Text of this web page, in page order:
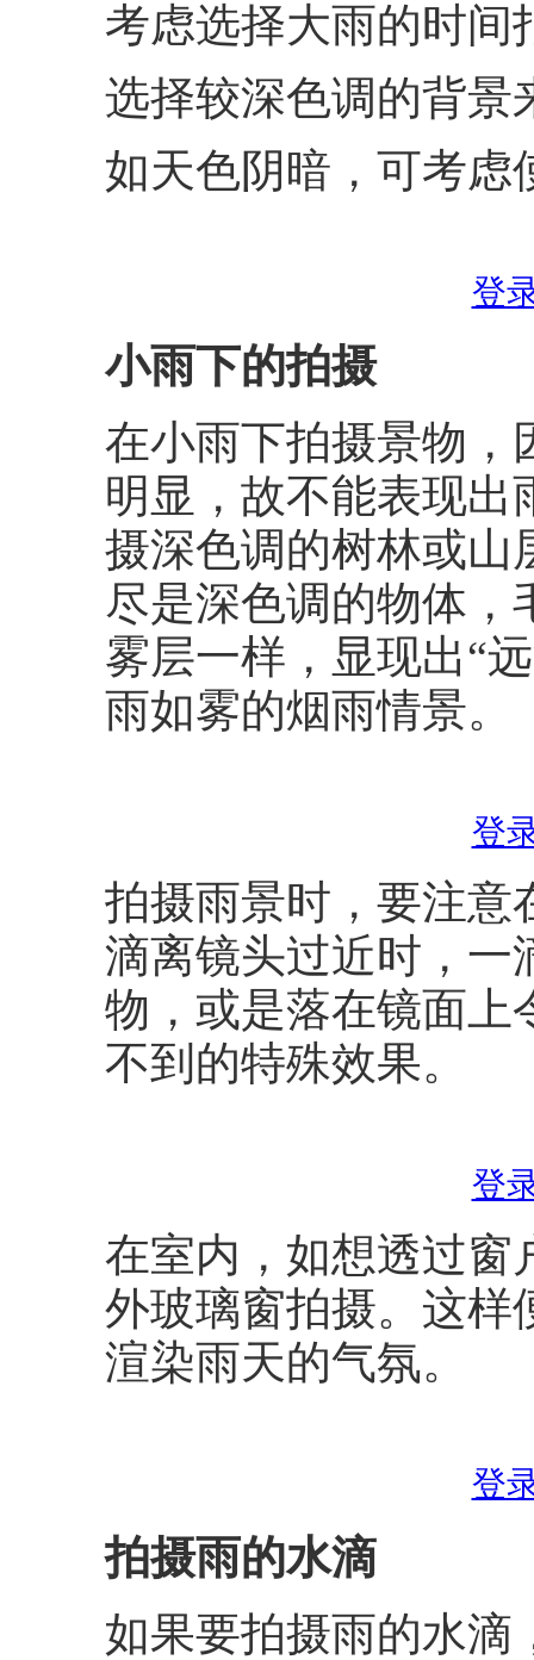
考虑选择大雨的时间
选择较深色调的背景
如天色阴暗，可考虑
登
小雨下的拍摄
在小雨下拍摄景物，
明显，故不能表现出
摄深色调的树林或山
尽是深色调的物体，
雾层一样，显现出“
雨如雾的烟雨情景。
登
拍摄雨景时，要注意
滴离镜头过近时，一
物，或是落在镜面上
不到的特殊效果。
登
在室内，如想透过窗
外玻璃窗拍摄。这样
渲染雨天的气氛。
登
拍摄雨的水滴
如果要拍摄雨的水滴